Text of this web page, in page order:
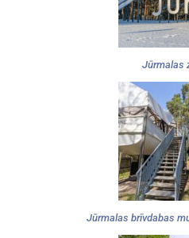
Jūrmalas
Jūrmalas brīvdabas